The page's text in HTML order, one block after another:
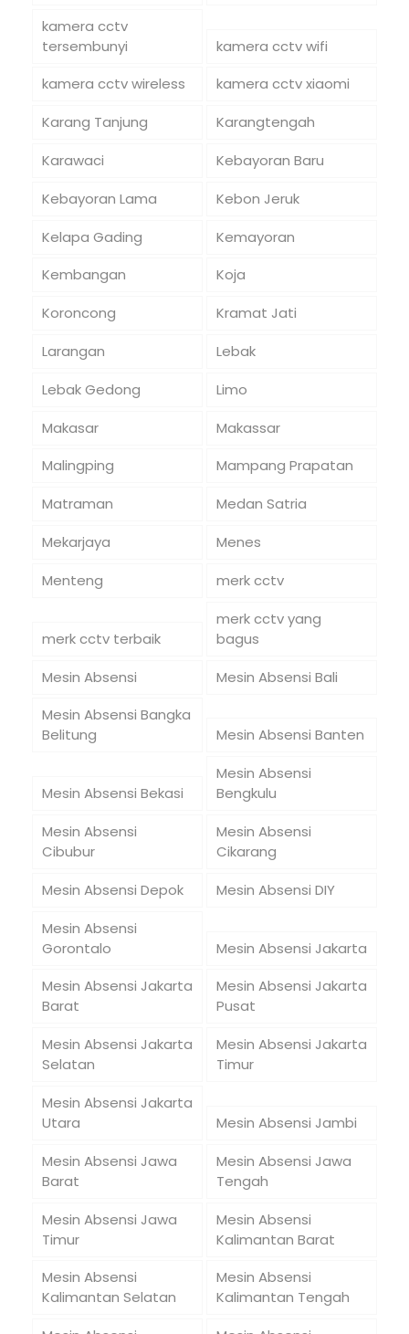
kamera cctv
tersembunyi
kamera cctv wifi
kamera cctv wireless
kamera cctv xiaomi
Karang Tanjung
Karangtengah
Karawaci
Kebayoran Baru
Kebayoran Lama
Kebon Jeruk
Kelapa Gading
Kemayoran
Kembangan
Koja
Koroncong
Kramat Jati
Larangan
Lebak
Lebak Gedong
Limo
Makasar
Makassar
Malingping
Mampang Prapatan
Matraman
Medan Satria
Mekarjaya
Menes
Menteng
merk cctv
merk cctv terbaik
merk cctv yang
bagus
Mesin Absensi
Mesin Absensi Bali
Mesin Absensi Bangka
Belitung
Mesin Absensi Banten
Mesin Absensi Bekasi
Mesin Absensi
Bengkulu
Mesin Absensi
Cibubur
Mesin Absensi
Cikarang
Mesin Absensi Depok
Mesin Absensi DIY
Mesin Absensi
Gorontalo
Mesin Absensi Jakarta
Mesin Absensi Jakarta
Barat
Mesin Absensi Jakarta
Pusat
Mesin Absensi Jakarta
Selatan
Mesin Absensi Jakarta
Timur
Mesin Absensi Jakarta
Utara
Mesin Absensi Jambi
Mesin Absensi Jawa
Barat
Mesin Absensi Jawa
Tengah
Mesin Absensi Jawa
Timur
Mesin Absensi
Kalimantan Barat
Mesin Absensi
Kalimantan Selatan
Mesin Absensi
Kalimantan Tengah